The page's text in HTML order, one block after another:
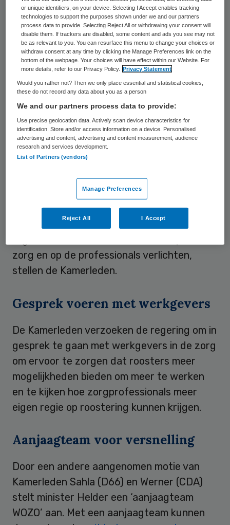
het ministerie van VWS.
Paulusma en Van den Hil willen meer uren
werken stimuleren. Het gaat de Kamerleden
niet alleen om meer uren, maar ook om het
bevorderen van zeggenschap en eigen
zorg en op de professionals verlichten,
stellen de Kamerleden.
Gesprek voeren met werkgevers
De Kamerleden verzoeken de regering om in
gesprek te gaan met werkgevers in de zorg
om ervoor te zorgen dat roosters meer
mogelijkheden bieden om meer te werken
en te kijken hoe zorgprofessionals meer
eigen regie op roostering kunnen krijgen.
Aanjaagteam voor versnelling
Door een andere aangenomen motie van
Kamerleden Sahla (D66) en Werner (CDA)
stelt minister Helder een ‘aanjaagteam
WOZO’ aan. Met een aanjaagteam kunnen
or unique identifiers, on your device. Selecting I Accept enables tracking
technologies to support the purposes shown under we and our partners
process data to provide. Selecting Reject All or withdrawing your consent will
disable them. If trackers are disabled, some content and ads you see may not
be as relevant to you. You can resurface this menu to change your choices or
withdraw consent at any time by clicking the Manage Preferences link on the
bottom of the webpage. Your choices will have effect within our Website. For
more details, refer to our Privacy Policy.
Privacy Statement
Would you rather not? Then we only place essential and statistical cookies,
these do not record any data about you as a person
We and our partners process data to provide:
Use precise geolocation data. Actively scan device characteristics for
identification. Store and/or access information on a device. Personalised
advertising and content, advertising and content measurement, audience
research and services development.
List of Partners (vendors)
Manage Preferences
Reject All I Accept